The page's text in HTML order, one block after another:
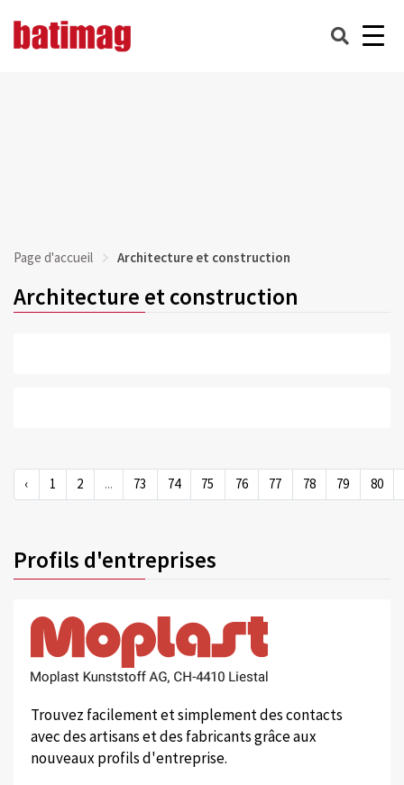
Page d'accueil Architecture et construction
Architecture et construction
‹ 1 2 ... 73 74 75 76 77 78 79 80
Profils d'entreprises
Trouvez facilement et simplement des contacts
avec des artisans et des fabricants grâce aux
nouveaux profils d'entreprise.